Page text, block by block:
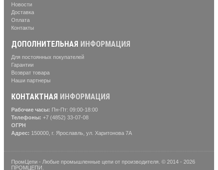
Новости
Доставка
Оплата
Контакты
ДОПОЛНИТЕЛЬНАЯ ИНФОРМАЦИЯ
Для постоянных покупателей
Гарантии
Возврат товара
Наши партнеры
КОНТАКТНАЯ ИНФОРМАЦИЯ
Рабочие часы: Пн-Пт: 09:00-18:00
Телефоны: +7 (4852) 33-07-08
ОГРН
Адрес: 150000, г. Ярославль, ул. Харитонова 7А
ПромЦепи - Любые промышленные цепи от производителя. © 2014 - 2026
ПРОМЦЕПИ.